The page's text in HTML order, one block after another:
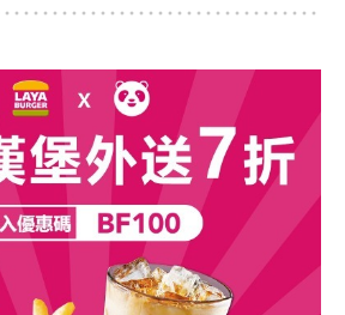
門市查詢
最新消息
NEWS
食品保證
CERTIFICATE